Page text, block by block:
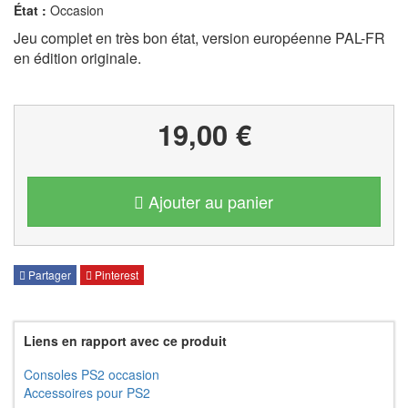
État : Occasion
Jeu complet en très bon état, version européenne PAL-FR
en édition originale.
19,00 €
Ajouter au panier
Partager Pinterest
Liens en rapport avec ce produit
Consoles PS2 occasion
Accessoires pour PS2